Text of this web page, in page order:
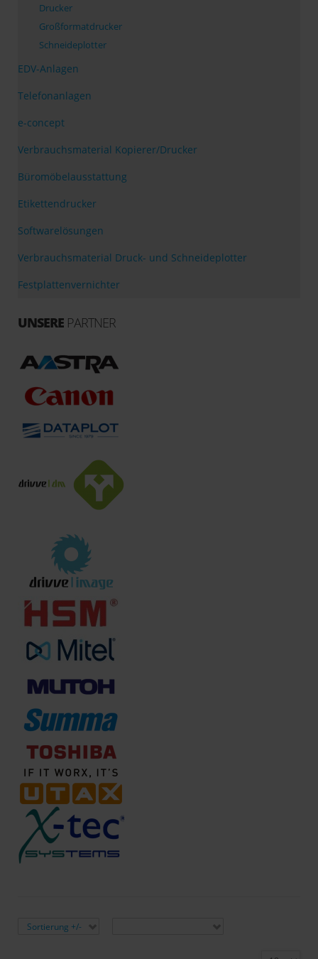
Drucker
Großformatdrucker
Schneideplotter
EDV-Anlagen
Telefonanlagen
e-concept
Verbrauchsmaterial Kopierer/Drucker
Büromöbelausstattung
Etikettendrucker
Softwarelösungen
Verbrauchsmaterial Druck- und Schneideplotter
Festplattenvernichter
UNSERE PARTNER
Sortierung +/-